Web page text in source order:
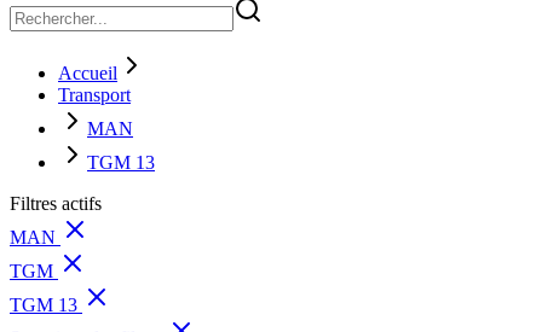
Accueil
Transport
MAN
TGM 13
Filtres actifs
MAN
TGM
TGM 13